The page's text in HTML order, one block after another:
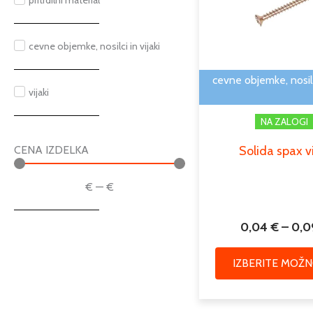
cevne objemke, nosilci in vijaki
vijaki
CENA IZDELKA
€ — €
cevne objemke,
NA ZALOGI
Solida spax
0,04 €–
IZBERITE